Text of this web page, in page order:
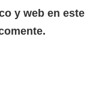
y web en este